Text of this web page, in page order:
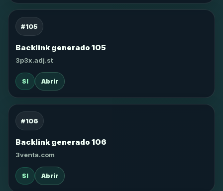
#105
Backlink generado 105
3p3x.adj.st
SI Abrir
#106
Backlink generado 106
3venta.com
SI Abrir